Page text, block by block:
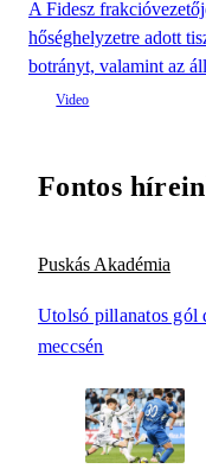
A Fidesz
hőséghelyzetre adott
botrányt, valamint az
Fontos
Puskás Akadémia
Utolsó pillanatos gól
meccsén